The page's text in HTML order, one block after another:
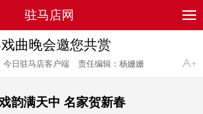
驻马店网
曲晚会邀您共赏
今日驻马店客户端 责任编辑：杨姗姗
韵满天中 名家贺新春